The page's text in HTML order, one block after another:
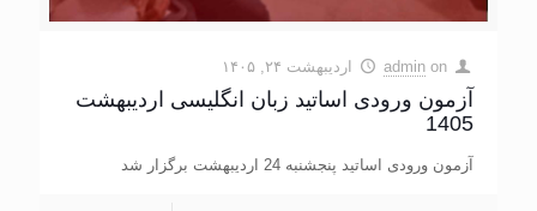
admin on اردیبهشت ۲۴, ۱۴۰۵
آزمون ورودی اساتید زبان انگلیسی اردیبهشت
1405
آزمون ورودی اساتید پنجشنبه 24 اردیبهشت برگزار شد